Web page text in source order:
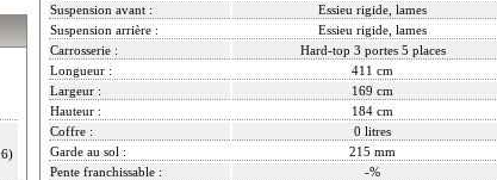
Suspension avant :
Essieu rigide, lames
Suspension arrière :
Essieu rigide, lames
Carrosserie :
Hard-top 3 portes 5 places
Longueur :
411 cm
Largeur :
169 cm
Hauteur :
184 cm
Coffre :
0 litres
Garde au sol :
215 mm
Pente franchissable :
-%